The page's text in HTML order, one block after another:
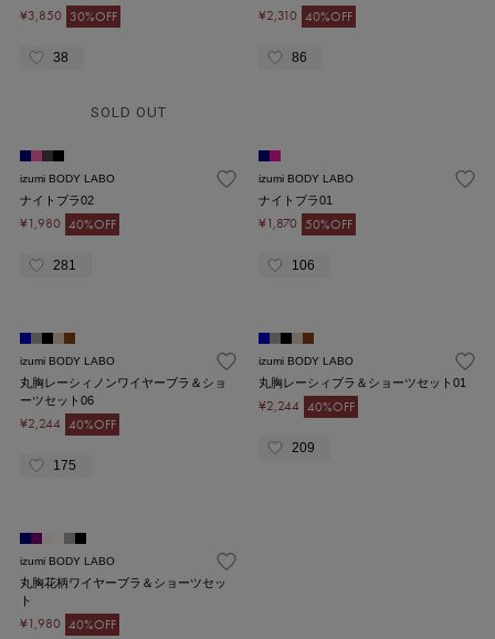
¥3,850 30%OFF
38
¥2,310 40%OFF
86
SOLD OUT
izumi BODY LABO
ナイトブラ02
¥1,980 40%OFF
281
izumi BODY LABO
ナイトブラ01
¥1,870 50%OFF
106
izumi BODY LABO
丸胸レーシィノンワイヤーブラ＆ショ
ーツセット06
¥2,244 40%OFF
175
izumi BODY LABO
丸胸レーシィブラ＆ショーツセット01
¥2,244 40%OFF
209
izumi BODY LABO
丸胸花柄ワイヤーブラ＆ショーツセッ
ト
¥1,980 40%OFF